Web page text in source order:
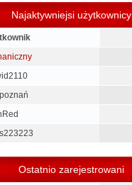
Najaktywniejsi użytkownicy
Ostatnio zarejestrowani